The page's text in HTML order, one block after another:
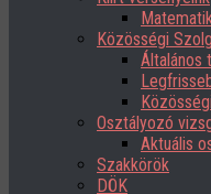
Közösségi
Általános
Osztályozó
Aktuális
Szakkörök
DÖK